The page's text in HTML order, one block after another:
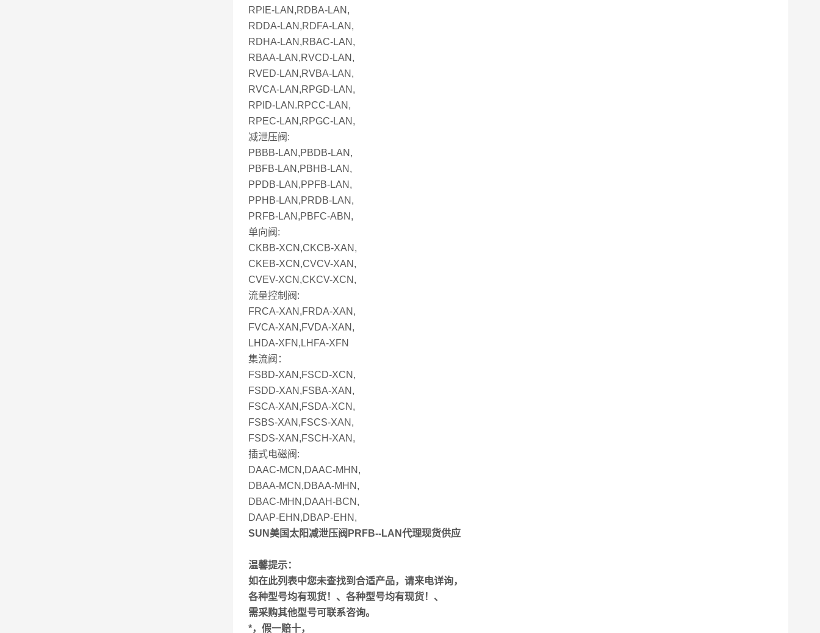
RPIE-LAN,RDBA-LAN,
RDDA-LAN,RDFA-LAN,
RDHA-LAN,RBAC-LAN,
RBAA-LAN,RVCD-LAN,
RVED-LAN,RVBA-LAN,
RVCA-LAN,RPGD-LAN,
RPID-LAN.RPCC-LAN,
RPEC-LAN,RPGC-LAN,
减泄压阀:
PBBB-LAN,PBDB-LAN,
PBFB-LAN,PBHB-LAN,
PPDB-LAN,PPFB-LAN,
PPHB-LAN,PRDB-LAN,
PRFB-LAN,PBFC-ABN,
单向阀:
CKBB-XCN,CKCB-XAN,
CKEB-XCN,CVCV-XAN,
CVEV-XCN,CKCV-XCN,
流量控制阀:
FRCA-XAN,FRDA-XAN,
FVCA-XAN,FVDA-XAN,
LHDA-XFN,LHFA-XFN
集流阀：
FSBD-XAN,FSCD-XCN,
FSDD-XAN,FSBA-XAN,
FSCA-XAN,FSDA-XCN,
FSBS-XAN,FSCS-XAN,
FSDS-XAN,FSCH-XAN,
插式电磁阀:
DAAC-MCN,DAAC-MHN,
DBAA-MCN,DBAA-MHN,
DBAC-MHN,DAAH-BCN,
DAAP-EHN,DBAP-EHN,
SUN美国太阳减泄压阀PRFB--LAN代理现货供应
温馨提示：
如在此列表中您未查找到合适产品，请来电详询，
各种型号均有现货！、各种型号均有现货！、
需采购其他型号可联系咨询。
*，假一赔十，